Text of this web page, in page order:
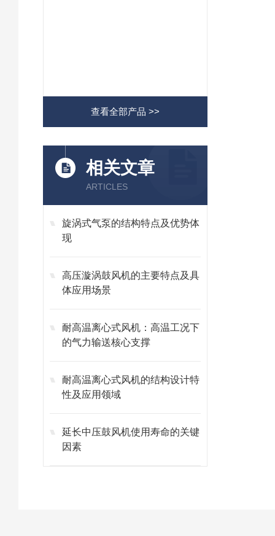
查看全部产品 >>
相关文章
ARTICLES
旋涡式气泵的结构特点及优势体
现
高压漩涡鼓风机的主要特点及具
体应用场景
耐高温离心式风机：高温工况下
的气力输送核心支撑
耐高温离心式风机的结构设计特
性及应用领域
延长中压鼓风机使用寿命的关键
因素